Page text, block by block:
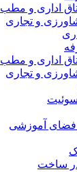
اداری و مطب
و تجاری
اداری و مطب
و تجاری
سوئیت
فضای آموزشی
ساخت